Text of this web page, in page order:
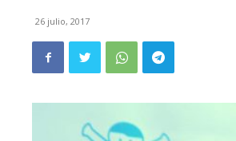
26 julio, 2017